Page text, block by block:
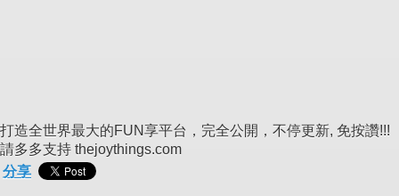
打造全世界最大的FUN享平台，完全公開，不停更新, 免按讚!!!
請多多支持 thejoythings.com
分享